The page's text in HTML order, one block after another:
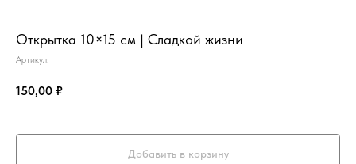
Открытка 10×15 см | Сладкой жизни
Артикул:
150,00 ₽
Добавить в корзину